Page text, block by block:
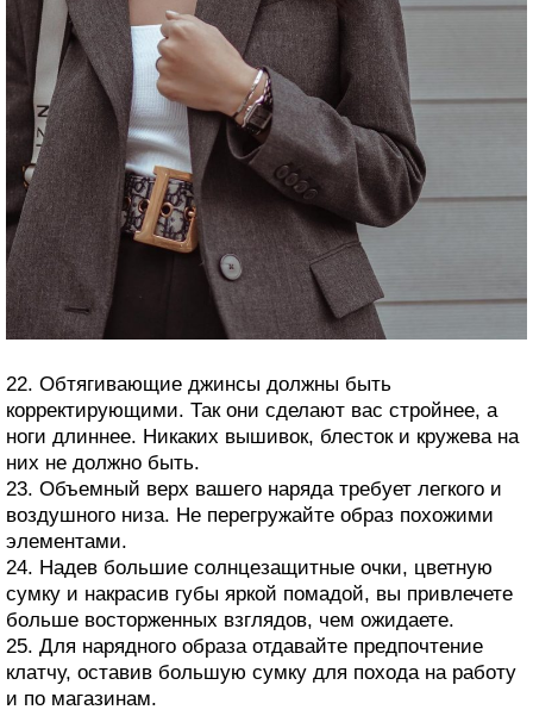
22. Обтягивающие джинсы должны быть
корректирующими. Так они сделают вас стройнее, а
ноги длиннее. Никаких вышивок, блесток и кружева на
них не должно быть.
23. Объемный верх вашего наряда требует легкого и
воздушного низа. Не перегружайте образ похожими
элементами.
24. Надев большие солнцезащитные очки, цветную
сумку и накрасив губы яркой помадой, вы привлечете
больше восторженных взглядов, чем ожидаете.
25. Для нарядного образа отдавайте предпочтение
клатчу, оставив большую сумку для похода на работу
и по магазинам.